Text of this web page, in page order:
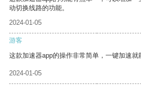
动切换线路的功能。
2024-01-05
游客
这款加速器app的操作非常简单，一键加速就
2024-01-05